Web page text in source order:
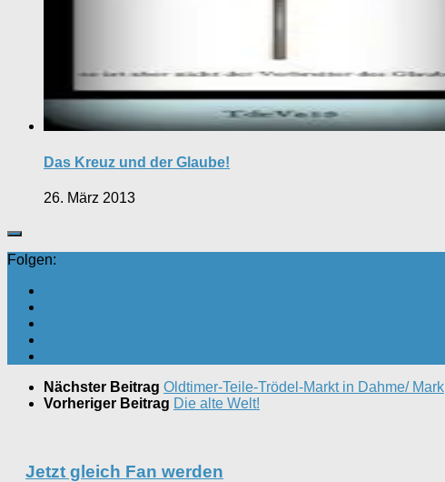
Das Kreuz und der Glaube!
26. März 2013
Folgen:
Nächster Beitrag Oldtimer-Teile-Trödel-Markt in Dahme/ Mark
Vorheriger Beitrag Die alte Welt!
Jetzt gleich Fan werden